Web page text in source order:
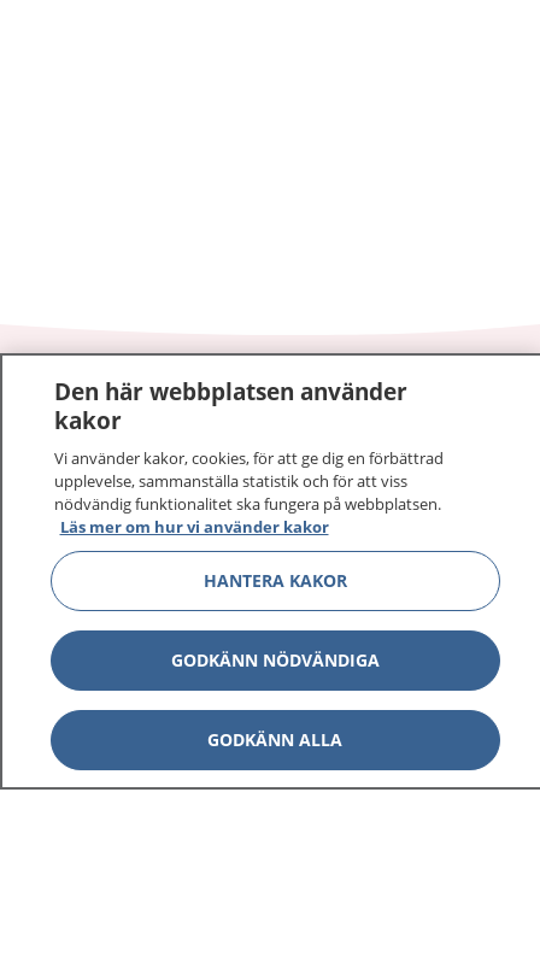
1177–tryggt om din hälsa och vård
På 1177.se får du råd om hälsa och information om
sjukdomar och vilka mottagningar du kan kontakta.
Logga in för att läsa din journal och göra dina
vårdärenden. Ring telefonnummer 1177 för
sjukvårdsrådgivning dygnet runt.
1177 ger dig råd när du vill må bättre.
1177 på flera språk Visa
Den här webbplatsen använder
kakor
Vi använder kakor, cookies, för att ge dig en förbättrad
upplevelse, sammanställa statistik och för att viss
nödvändig funktionalitet ska fungera på webbplatsen.
Läs mer om hur vi använder kakor
HANTERA KAKOR
GODKÄNN NÖDVÄNDIGA
GODKÄNN ALLA